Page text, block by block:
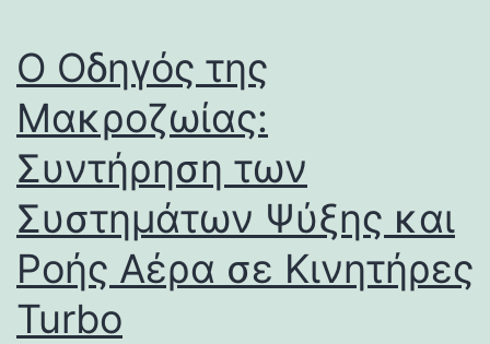
Ο Οδηγός της
Μακροζωίας:
Συντήρηση των
Συστημάτων Ψύξης και
Ροής Αέρα σε Κινητήρες
Turbo